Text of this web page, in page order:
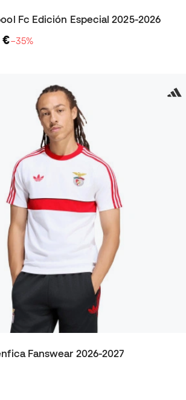
Fc Edición Especial 2025-2026
€−35%
Fanswear 2026-2027